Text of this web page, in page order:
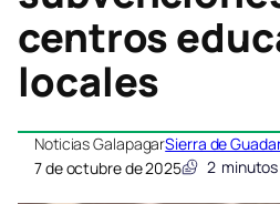
centros
locales
Noticias GalapagarSierra de
7 de octubre de 2025
2